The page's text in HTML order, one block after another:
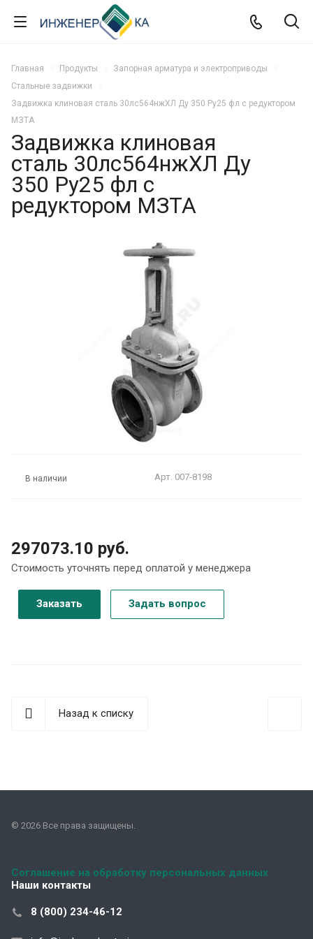
Главная Продукты
Запорная арматура и электроприводы
Стальные задвижки
Задвижка клиновая сталь 30лс564нжХЛ Ду 350 Ру25 фл с редуктором
МЗТА
Задвижка клиновая
сталь 30лс564нжХЛ Ду
350 Ру25 фл с
редуктором МЗТА
В наличии Арт. 007-8198
297073.10 руб.
Стоимость уточнять перед оплатой у менеджера
Заказать Задать вопрос
Назад к списку
© 2026 Все права защищены.
Соглашение на обработку персональных данных
Наши контакты
8 (800) 234-46-12